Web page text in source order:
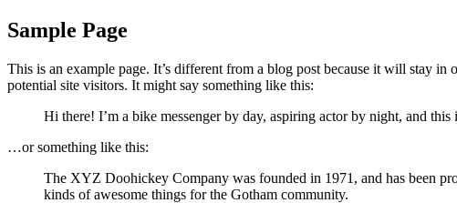
Sample Page
This is an example page. It’s different from a blog post because it will stay
potential site visitors. It might say something like this:
Hi there! I’m a bike messenger by day, aspiring actor by night, and
…or something like this:
The XYZ Doohickey Company was founded in 1971, and has been
kinds of awesome things for the Gotham community.